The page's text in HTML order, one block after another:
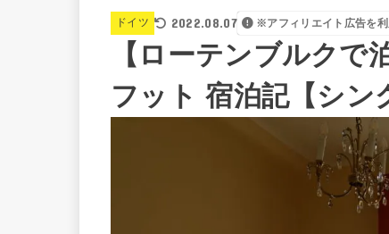
ドイツ 2022.08.07 ※アフィリエイト広告を
【ローテンブルクで
フット 宿泊記【シン